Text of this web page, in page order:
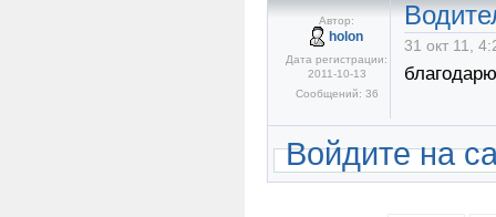
Автор:
holon
Дата регистрации:
2011-10-13
Сообщений: 36
31 окт 11,
Войдите на